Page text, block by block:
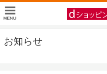
お知らせ